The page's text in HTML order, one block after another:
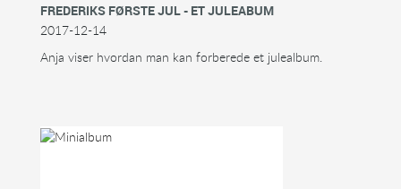
FREDERIKS FØRSTE JUL - ET JULEABUM
2017-12-14
Anja viser hvordan man kan forberede et julealbum.